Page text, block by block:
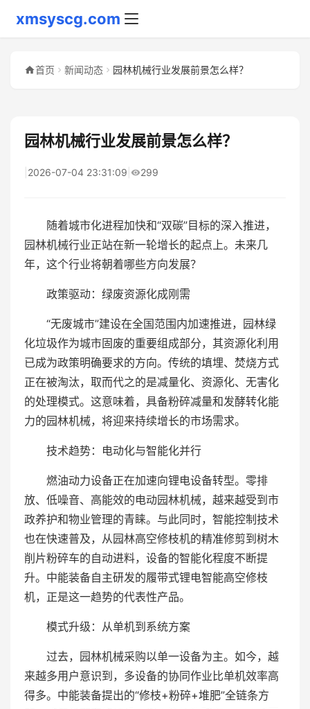
xmsyscg.com
首页 新闻动态 园林机械行业发展前景怎么样？
园林机械行业发展前景怎么样？
2026-07-04 23:31:09 299
随着城市化进程加快和“双碳”目标的深入推进，
园林机械行业正站在新一轮增长的起点上。未来几
年，这个行业将朝着哪些方向发展？
政策驱动：绿废资源化成刚需
“无废城市”建设在全国范围内加速推进，园林绿
化垃圾作为城市固废的重要组成部分，其资源化利用
已成为政策明确要求的方向。传统的填埋、焚烧方式
正在被淘汰，取而代之的是减量化、资源化、无害化
的处理模式。这意味着，具备粉碎减量和发酵转化能
力的园林机械，将迎来持续增长的市场需求。
技术趋势：电动化与智能化并行
燃油动力设备正在加速向锂电设备转型。零排
放、低噪音、高能效的电动园林机械，越来越受到市
政养护和物业管理的青睐。与此同时，智能控制技术
也在快速普及，从园林高空修枝机的精准修剪到树木
削片粉碎车的自动进料，设备的智能化程度不断提
升。中能装备自主研发的履带式锂电智能高空修枝
机，正是这一趋势的代表性产品。
模式升级：从单机到系统方案
过去，园林机械采购以单一设备为主。如今，越
来越多用户意识到，多设备的协同作业比单机效率高
得多。中能装备提出的“修枝+粉碎+堆肥”全链条方